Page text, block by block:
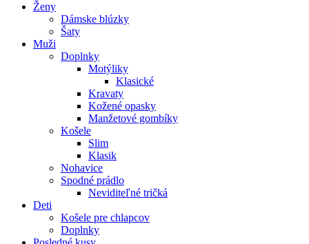
Ženy
Dámske blúzky
Šaty
Muži
Doplnky
Motýliky
Klasické
Kravaty
Kožené opasky
Manžetové gombíky
Košele
Slim
Klasik
Nohavice
Spodné prádlo
Neviditeľné tričká
Deti
Košele pre chlapcov
Doplnky